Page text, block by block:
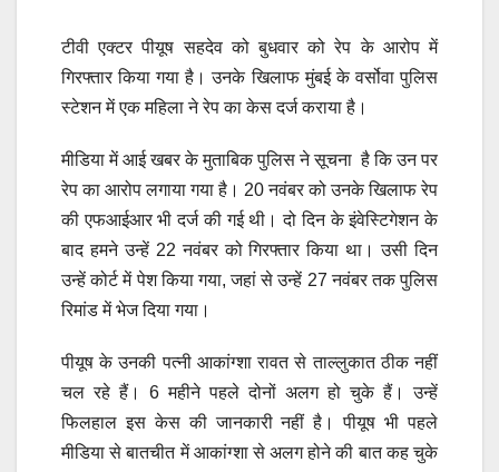
टीवी एक्टर पीयूष सहदेव को बुधवार को रेप के आरोप में
गिरफ्तार किया गया है। उनके खिलाफ मुंबई के वर्सोवा पुलिस
स्टेशन में एक महिला ने रेप का केस दर्ज कराया है।
मीडिया में आई खबर के मुताबिक पुलिस ने सूचना है कि उन पर
रेप का आरोप लगाया गया है। 20 नवंबर को उनके खिलाफ रेप
की एफआईआर भी दर्ज की गई थी। दो दिन के इंवेस्टिगेशन के
बाद हमने उन्हें 22 नवंबर को गिरफ्तार किया था। उसी दिन
उन्हें कोर्ट में पेश किया गया, जहां से उन्हें 27 नवंबर तक पुलिस
रिमांड में भेज दिया गया।
पीयूष के उनकी पत्नी आकांग्शा रावत से ताल्लुकात ठीक नहीं
चल रहे हैं। 6 महीने पहले दोनों अलग हो चुके हैं। उन्हें
फिलहाल इस केस की जानकारी नहीं है। पीयूष भी पहले
मीडिया से बातचीत में आकांग्शा से अलग होने की बात कह चुके